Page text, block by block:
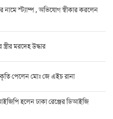
নামে স্ট্যাম্প , অভিযোগ স্বীকার করলেন
মরদেহ উদ্ধার
পেলেন মোঃ জে এইচ রানা
হলেন ঢাকা রেঞ্জের ডিআইজি